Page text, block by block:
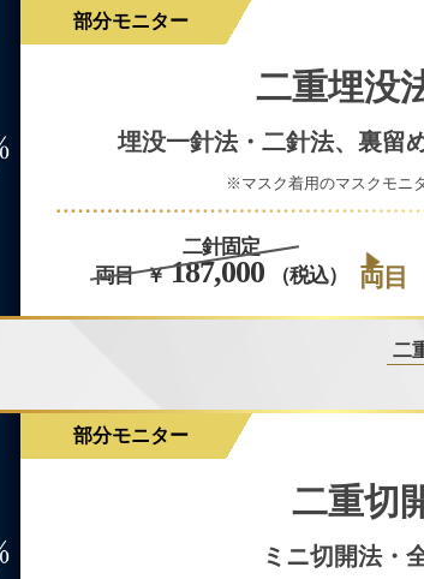
部分モニター
二重埋没
埋没一針法・二針法、裏留
※マスク着用のマスクモニ
二針固定
両目 ￥ 187,000 （税込） 両目
二
部分モニター
二重切
ミニ切開法・